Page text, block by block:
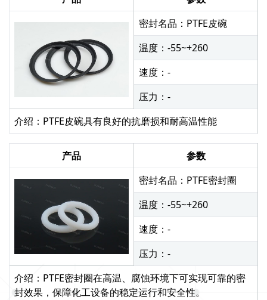
密封名品：PTFE皮碗
温度：-55~+260
速度：-
压力：-
介绍：PTFE皮碗具有良好的抗磨损和耐高温性能
产品
参数
密封名品：PTFE密封圈
温度：-55~+260
速度：-
压力：-
介绍：PTFE密封圈在高温、腐蚀环境下可实现可靠的密
封效果，保障化工设备的稳定运行和安全性。